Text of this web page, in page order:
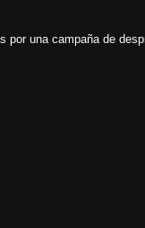
por una campaña de